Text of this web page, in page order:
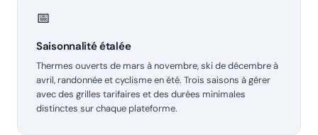
📅
Saisonnalité étalée
Thermes ouverts de mars à novembre, ski de décembre à
avril, randonnée et cyclisme en été. Trois saisons à gérer
avec des grilles tarifaires et des durées minimales
distinctes sur chaque plateforme.